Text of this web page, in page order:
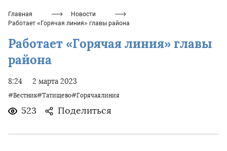
Главная
Новости
Работает «Горячая линия» главы района
Работает «Горячая линия» главы
района
8:24 2 марта 2023
#Вестник#Татищево#Горячаялиния
523 Поделиться